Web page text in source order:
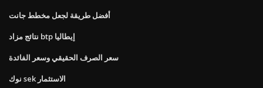
أفضل طريقة لجعل مخطط جانت
نتائج مزاد btp إيطاليا
سعر الصرف الحقيقي وسعر الفائدة
نوك sek الاستثمار